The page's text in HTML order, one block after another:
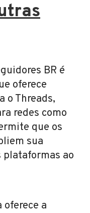
BR é
oferece
o Threads,
redes como
que os
sua
ao
a